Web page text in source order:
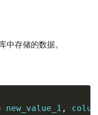
中存储的数据。
new_value_1 ,